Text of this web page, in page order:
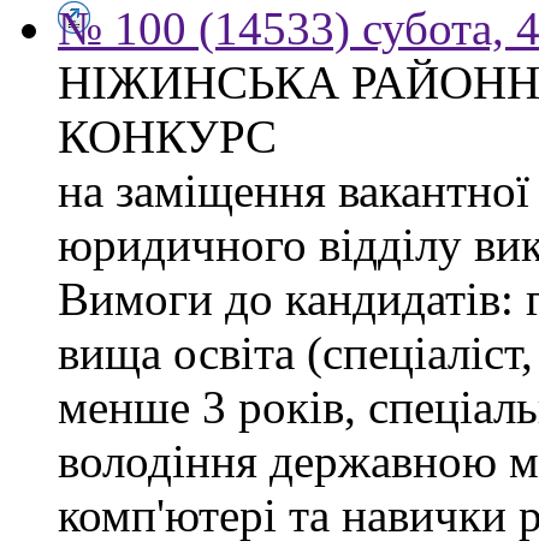
№ 100 (14533) субота,
НІЖИНСЬКА
КОНКУРС
на заміщення
юридичного відділу
Вимоги до кандидатів:
вища освіта
менше 3 років,
володіння державною
комп'ютері та навички